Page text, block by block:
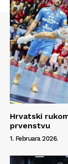
Hrvatski
prvenstvu
1. Februara 2026.